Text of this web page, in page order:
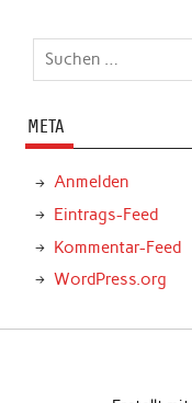
META
Anmelden
Eintrags-Feed
Kommentar-Feed
WordPress.org